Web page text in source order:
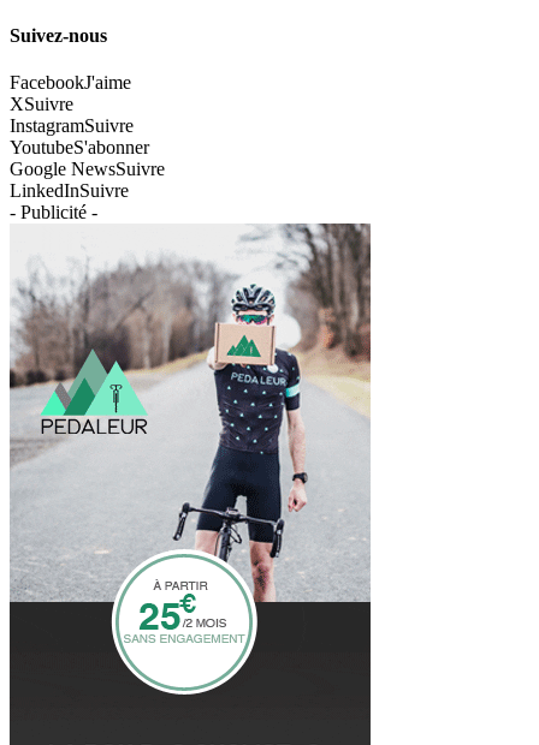
Suivez-nous
FacebookJ'aime
XSuivre
InstagramSuivre
YoutubeS'abonner
Google NewsSuivre
LinkedInSuivre
- Publicité -